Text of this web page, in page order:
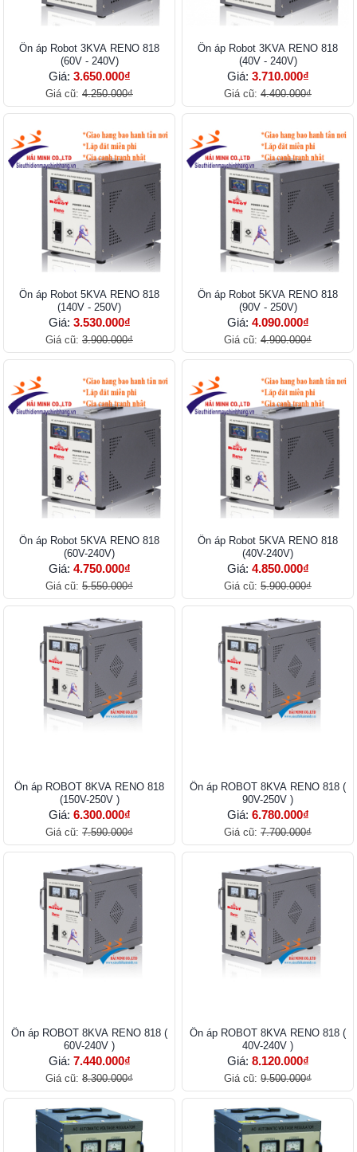
Ổn áp Robot 3KVA RENO 818
(60V - 240V)
Giá: 3.650.000₫
Giá cũ: 4.250.000₫
Ổn áp Robot 3KVA RENO 818
(40V - 240V)
Giá: 3.710.000₫
Giá cũ: 4.400.000₫
Ổn áp Robot 5KVA RENO 818
(140V - 250V)
Giá: 3.530.000₫
Giá cũ: 3.900.000₫
Ổn áp Robot 5KVA RENO 818
(90V - 250V)
Giá: 4.090.000₫
Giá cũ: 4.900.000₫
Ổn áp Robot 5KVA RENO 818
(60V-240V)
Giá: 4.750.000₫
Giá cũ: 5.550.000₫
Ổn áp Robot 5KVA RENO 818
(40V-240V)
Giá: 4.850.000₫
Giá cũ: 5.900.000₫
Ổn áp ROBOT 8KVA RENO 818
(150V-250V )
Giá: 6.300.000₫
Giá cũ: 7.590.000₫
Ổn áp ROBOT 8KVA RENO 818 (
90V-250V )
Giá: 6.780.000₫
Giá cũ: 7.700.000₫
Ổn áp ROBOT 8KVA RENO 818 (
60V-240V )
Giá: 7.440.000₫
Giá cũ: 8.300.000₫
Ổn áp ROBOT 8KVA RENO 818 (
40V-240V )
Giá: 8.120.000₫
Giá cũ: 9.500.000₫